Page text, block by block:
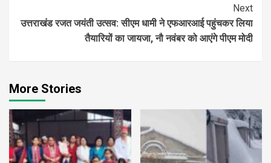
Next
उत्तराखंड रजत जयंती उत्सव: सीएम धामी ने एफआरआई पहुंचकर लिया
तैयारियों का जायजा, नौ नवंबर को आएंगे पीएम मोदी
More Stories